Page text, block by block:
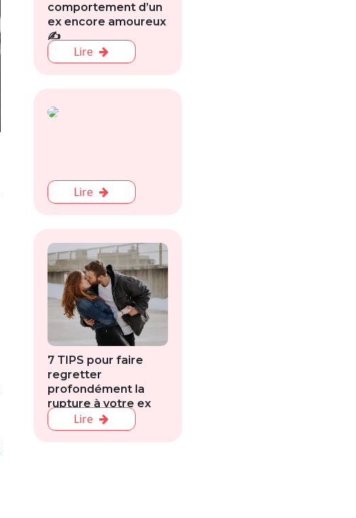
comportement d’un
ex encore amoureux
✍️
Lire
Lire
7 TIPS pour faire
regretter
profondément la
rupture à votre ex
Lire